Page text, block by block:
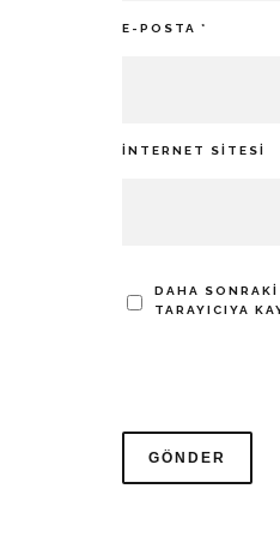
E-POSTA *
İNTERNET SITESI
DAHA
TARAYICIYA